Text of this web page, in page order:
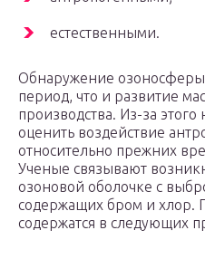
естественными.
Обнаружение
период, что и развитие
производства. Из-за
оценить воздействие
относительно прежних
Ученые связывают
озоновой оболочке с
содержащих бром и хлор.
содержатся в следующих